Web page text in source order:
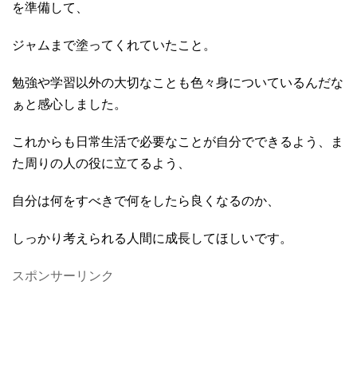
を準備して、
ジャムまで塗ってくれていたこと。
勉強や学習以外の大切なことも色々身についているんだな
ぁと感心しました。
これからも日常生活で必要なことが自分でできるよう、ま
た周りの人の役に立てるよう、
自分は何をすべきで何をしたら良くなるのか、
しっかり考えられる人間に成長してほしいです。
スポンサーリンク